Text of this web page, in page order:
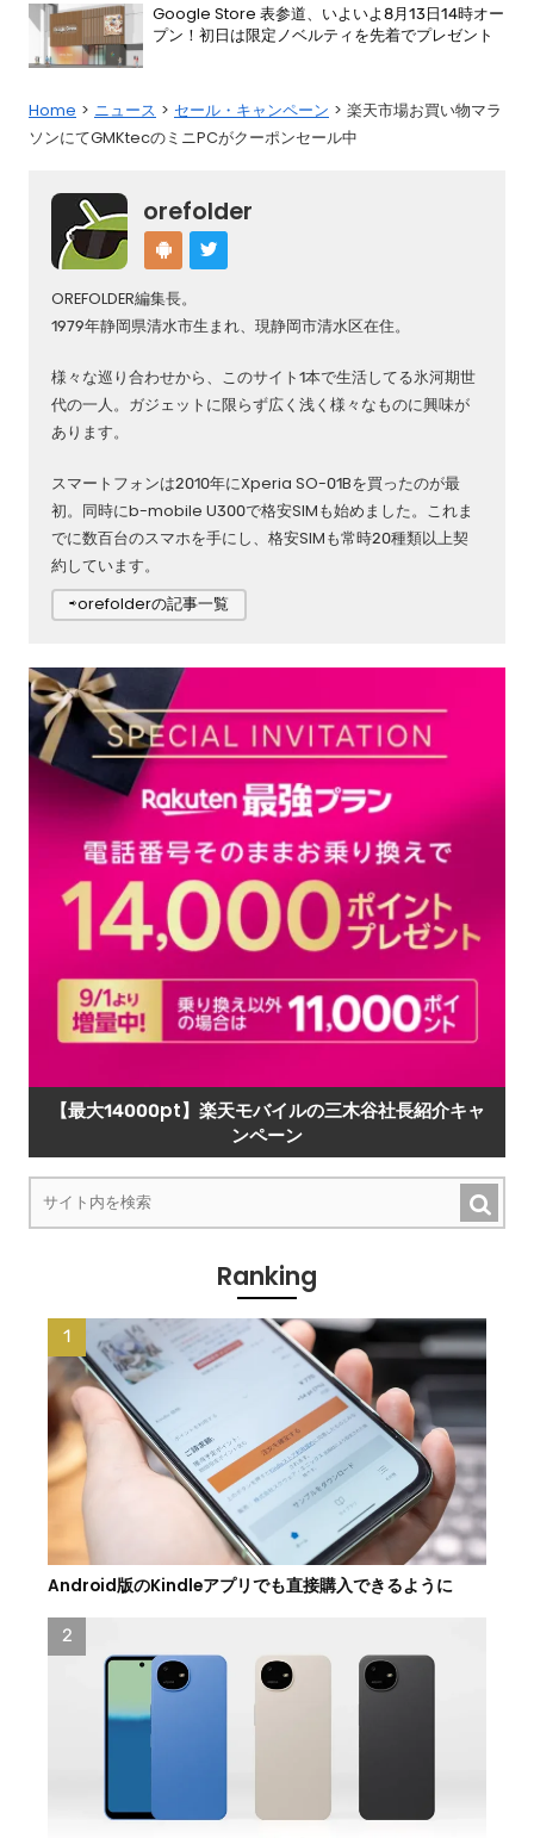
Google Store 表参道、いよいよ8月13日14時オー
プン！初日は限定ノベルティを先着でプレゼント
Home ニュース セール・キャンペーン
楽天市場お買い物マラ
ソンにてGMKtecのミニPCがクーポンセール中
orefolder
OREFOLDER編集長。
1979年静岡県清水市生まれ、現静岡市清水区在住。
様々な巡り合わせから、このサイト1本で生活してる氷河期世
代の一人。ガジェットに限らず広く浅く様々なものに興味が
あります。
スマートフォンは2010年にXperia SO-01Bを買ったのが最
初。同時にb-mobile U300で格安SIMも始めました。これま
でに数百台のスマホを手にし、格安SIMも常時20種類以上契
約しています。
⇨orefolderの記事一覧
【最大14000pt】楽天モバイルの三木谷社長紹介キャ
ンペーン
Ranking
Android版のKindleアプリでも直接購入できるように